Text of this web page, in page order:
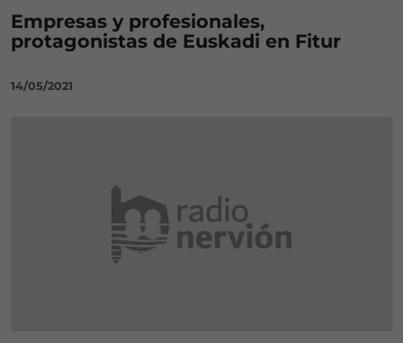
Empresas y profesionales,
protagonistas de Euskadi en Fitur
14/05/2021